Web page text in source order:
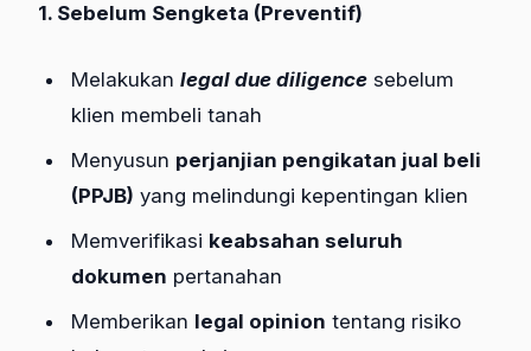
1. Sebelum Sengketa (Preventif)
Melakukan legal due diligence sebelum
klien membeli tanah
Menyusun perjanjian pengikatan jual beli
(PPJB) yang melindungi kepentingan klien
Memverifikasi keabsahan seluruh
dokumen pertanahan
Memberikan legal opinion tentang risiko